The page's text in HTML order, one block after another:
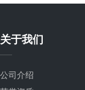
关于我们
公司介绍